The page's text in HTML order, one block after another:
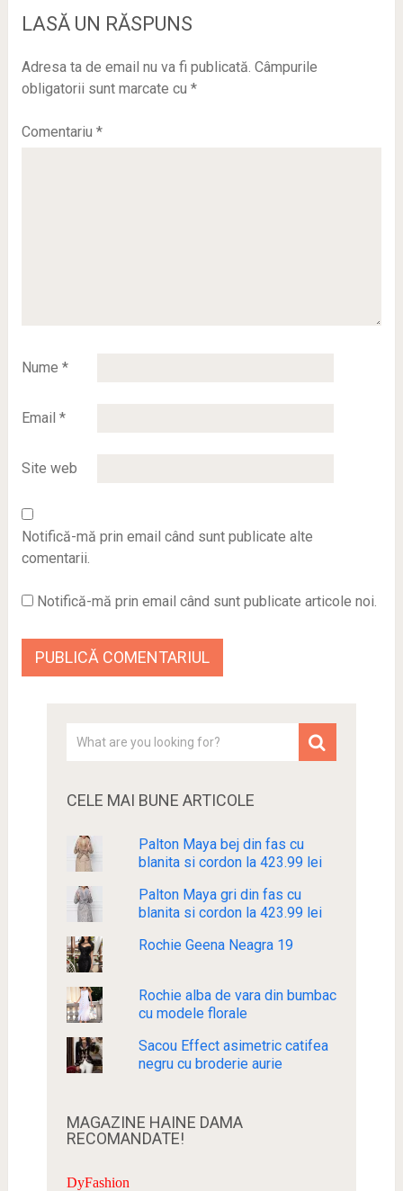
LASĂ UN RĂSPUNS
Adresa ta de email nu va fi publicată. Câmpurile
obligatorii sunt marcate cu *
Comentariu *
Nume *
Email *
Site web
Notifică-mă prin email când sunt publicate alte
comentarii.
Notifică-mă prin email când sunt publicate articole noi.
CELE MAI BUNE ARTICOLE
Palton Maya bej din fas cu
blanita si cordon la 423.99 lei
Palton Maya gri din fas cu
blanita si cordon la 423.99 lei
Rochie Geena Neagra 19
Rochie alba de vara din bumbac
cu modele florale
Sacou Effect asimetric catifea
negru cu broderie aurie
MAGAZINE HAINE DAMA
RECOMANDATE!
DyFashion